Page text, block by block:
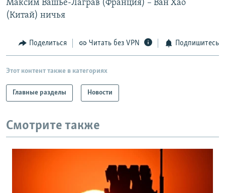
Максим Вашье-Лаграв (Франция) – Ван Хао
(Китай) ничья
Поделиться Читать без VPN Подпишитесь
Этот контент также в категориях
Главные разделы Новости
Смотрите также